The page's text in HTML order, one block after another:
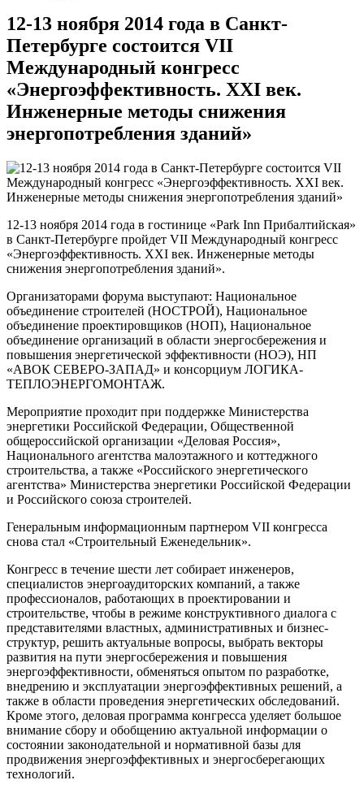
12-13 ноября 2014 года в Санкт-
Петербурге состоится VII
Международный конгресс
«Энергоэффективность. XXI век.
Инженерные методы снижения
энергопотребления зданий»
12-13 ноября 2014 года в гостинице «Park Inn Прибалтийская»
в Санкт-Петербурге пройдет VII Международный конгресс
«Энергоэффективность. XXI век. Инженерные методы
снижения энергопотребления зданий».
Организаторами форума выступают: Национальное
объединение строителей (НОСТРОЙ), Национальное
объединение проектировщиков (НОП), Национальное
объединение организаций в области энергосбережения и
повышения энергетической эффективности (НОЭ), НП
«АВОК СЕВЕРО-ЗАПАД» и консорциум ЛОГИКА-
ТЕПЛОЭНЕРГОМОНТАЖ.
Мероприятие проходит при поддержке Министерства
энергетики Российской Федерации, Общественной
общероссийской организации «Деловая Россия»,
Национального агентства малоэтажного и коттеджного
строительства, а также «Российского энергетического
агентства» Министерства энергетики Российской Федерации
и Российского союза строителей.
Генеральным информационным партнером VII конгресса
снова стал «Строительный Еженедельник».
Конгресс в течение шести лет собирает инженеров,
специалистов энергоаудиторских компаний, а также
профессионалов, работающих в проектировании и
строительстве, чтобы в режиме конструктивного диалога с
представителями властных, административных и бизнес-
структур, решить актуальные вопросы, выбрать векторы
развития на пути энергосбережения и повышения
энергоэффективности, обменяться опытом по разработке,
внедрению и эксплуатации энергоэффективных решений, а
также в области проведения энергетических обследований.
Кроме этого, деловая программа конгресса уделяет большое
внимание сбору и обобщению актуальной информации о
состоянии законодательной и нормативной базы для
продвижения энергоэффективных и энергосберегающих
технологий.